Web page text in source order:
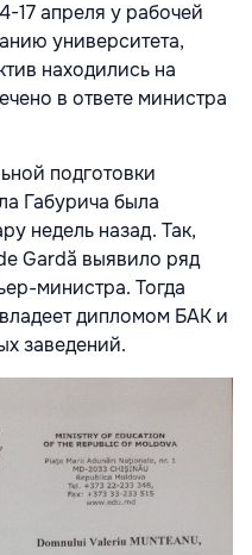
17 апреля у рабочей
университета,
находились на
в ответе министра
подготовки
Габурича была
недель назад. Так,
Gardă выявило ряд
министра. Тогда
дипломом БАК и
заведений.